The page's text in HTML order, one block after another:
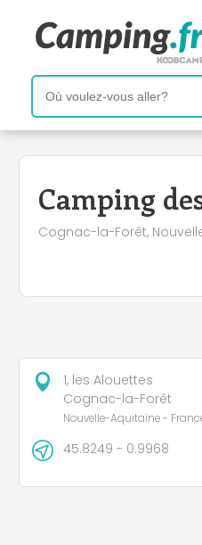
Camping
Cognac-la-Forêt,
+
−
1, les Alouettes
Cognac-la-Forêt
Nouvelle-Aquitaine -
45.8249 - 0.9968